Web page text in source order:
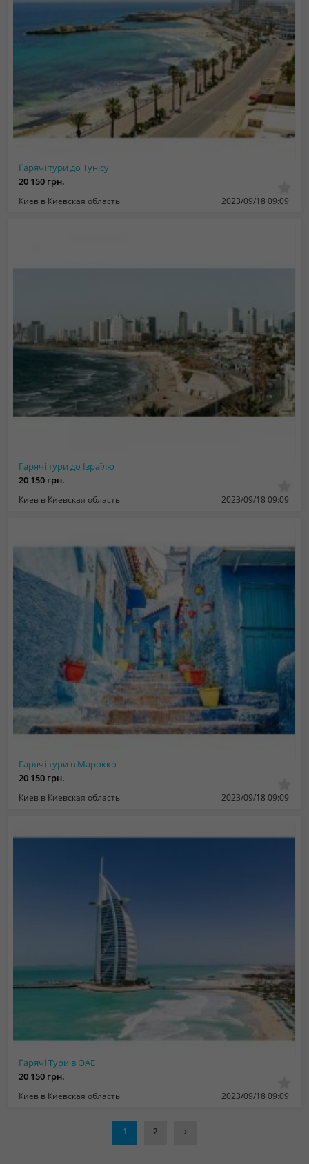
Гарячі тури до Тунісу
20 150 грн.
Киев в Киевская область 2023/09/18 09:09
Гарячі тури до Ізраїлю
20 150 грн.
Киев в Киевская область 2023/09/18 09:09
Гарячі тури в Марокко
20 150 грн.
Киев в Киевская область 2023/09/18 09:09
Гарячі Тури в ОАЕ
20 150 грн.
Киев в Киевская область 2023/09/18 09:09
1 2